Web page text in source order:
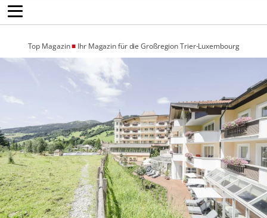
Top Magazin■ Ihr Magazin für die Großregion Trier-Luxembourg